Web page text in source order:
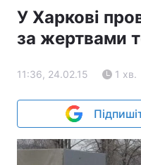
У Харкові
за жертвами
11:36, 24.02.15 1 хв.